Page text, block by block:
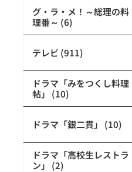
グ・ラ・メ！～総理の料
理番～ (6)
テレビ (911)
ドラマ「みをつくし料理
帖」 (10)
ドラマ「銀二貫」 (10)
ドラマ「高校生レストラ
ン」 (2)